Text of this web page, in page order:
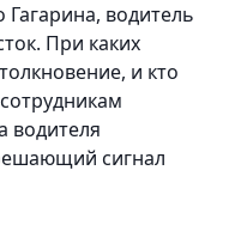
Гагарина, водитель
При каких
и кто
водителя
сигнал